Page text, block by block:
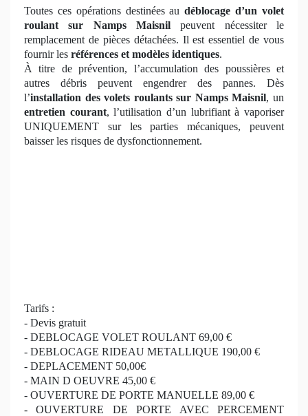
Toutes ces opérations destinées audéblocage d’un volet
roulant
sur Namps Maisnilpeuvent nécessiter le
remplacement de pièces détachées. Il est essentiel de vous
fournir les références et modèles identiques.
À titre de prévention, l’accumulation des poussières et
autres débris peuvent engendrer des pannes. Dès
l’installation des volets roulants sur Namps Maisnil, un
entretien courant, l’utilisation d’un lubrifiant à vaporiser
UNIQUEMENT sur les parties mécaniques, peuvent
baisser les risques de dysfonctionnement.
Tarifs :
- Devis gratuit
- DEBLOCAGE VOLET ROULANT 69,00 €
- DEBLOCAGE RIDEAU METALLIQUE 190,00 €
- DEPLACEMENT 50,00€
- MAIN D OEUVRE 45,00 €
- OUVERTURE DE PORTE MANUELLE 89,00 €
- OUVERTURE DE PORTE AVEC PERCEMENT